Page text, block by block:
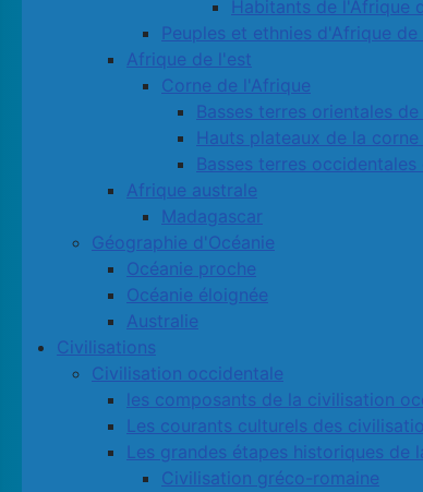
Habitants de l'Afrique
Peuples et ethnies d'Afrique de
Afrique de l'est
Corne de l'Afrique
Basses terres orientales
Hauts plateaux de la
Basses terres
Afrique australe
Madagascar
Géographie d'Océanie
Océanie proche
Océanie éloignée
Australie
Civilisations
Civilisation occidentale
les composants de la civilisation
Les courants culturels des
Les grandes étapes historiques de
Civilisation gréco-romaine